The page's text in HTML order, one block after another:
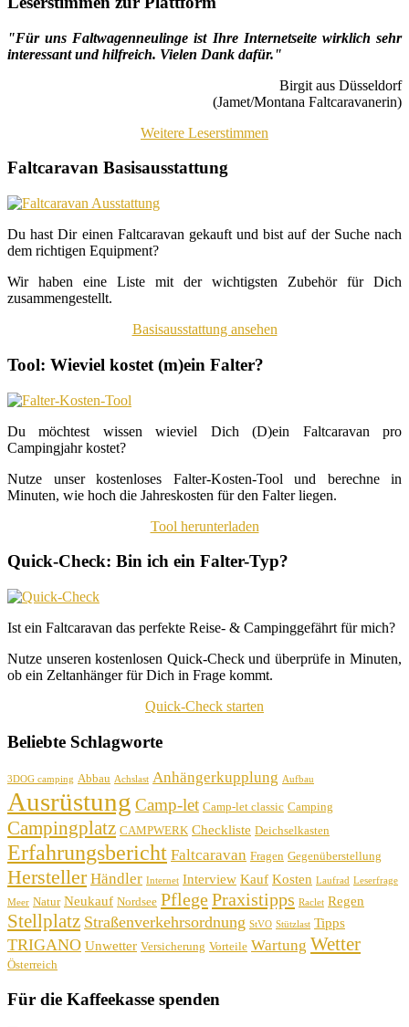
"Für uns Faltwagenneulinge ist Ihre Internetseite wirklich sehr
interessant und hilfreich. Vielen Dank dafür."
Birgit aus Düsseldorf
(Jamet/Montana Faltcaravanerin)
Weitere Leserstimmen
Faltcaravan Basisausstattung
Du hast Dir einen Faltcaravan gekauft und bist auf der Suche nach
dem richtigen Equipment?
Wir haben eine Liste mit der wichtigsten Zubehör für Dich
zusammengestellt.
Basisausstattung ansehen
Tool: Wieviel kostet (m)ein Falter?
Du möchtest wissen wieviel Dich (D)ein Faltcaravan pro
Campingjahr kostet?
Nutze unser kostenloses Falter-Kosten-Tool und berechne in
Minuten, wie hoch die Jahreskosten für den Falter liegen.
Tool herunterladen
Quick-Check: Bin ich ein Falter-Typ?
Ist ein Faltcaravan das perfekte Reise- & Campinggefährt für mich?
Nutze unseren kostenlosen Quick-Check und überprüfe in Minuten,
ob ein Zeltanhänger für Dich in Frage kommt.
Quick-Check starten
Beliebte Schlagworte
3DOG camping Abbau Achslast Anhängerkupplung Aufbau
Ausrüstung Camp-let Camp-let classic Camping
Campingplatz CAMPWERK Checkliste Deichselkasten
Erfahrungsbericht Faltcaravan Fragen Gegenüberstellung
Hersteller Händler Internet Interview Kauf Kosten Laufrad Leserfrage
Meer Natur Neukauf Nordsee PflegePraxistipps Raclet Regen
Stellplatz Straßenverkehrsordnung StVO Stützlast Tipps
TRIGANO Unwetter Versicherung Vorteile Wartung Wetter
Österreich
Für die Kaffeekasse spenden